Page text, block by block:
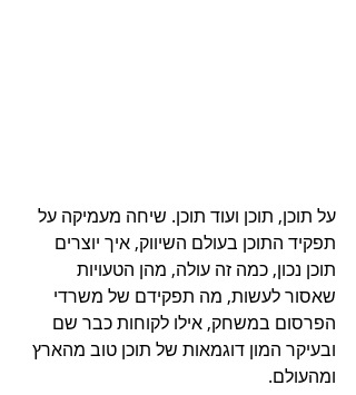
על תוכן, תוכן ועוד תוכן. שיחה מעמיקה על
תפקיד התוכן בעולם השיווק, איך יוצרים
תוכן נכון, כמה זה עולה, מהן הטעויות
שאסור לעשות, מה תפקידם של משרדי
הפרסום במשחק, אילו לקוחות כבר שם
ובעיקר המון דוגמאות של תוכן טוב מהארץ
ומהעולם.